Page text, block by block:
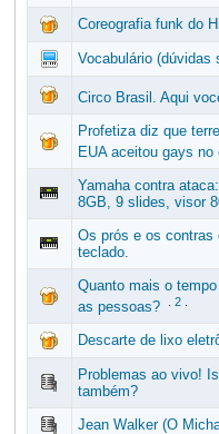
Coreografia funk do
Vocabulário (dúvidas
Circo Brasil. Aqui
Profetiza diz que
EUA aceitou gays no
Yamaha contra
8GB, 9 slides, visor
Os prós e os contras
teclado.
Quanto mais o
as pessoas?
2.
Descarte de lixo
Problemas ao vivo!
também?
Jean Walker (O